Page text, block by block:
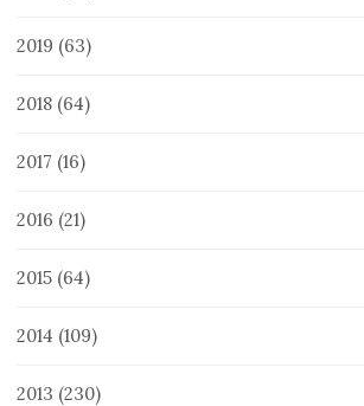
2019 (63)
2018 (64)
2017 (16)
2016 (21)
2015 (64)
2014 (109)
2013 (230)